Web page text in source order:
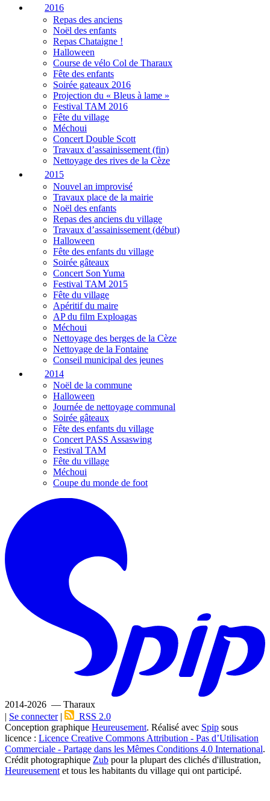
2016
Repas des anciens
Noël des enfants
Repas Chataigne !
Halloween
Course de vélo Col de Tharaux
Fête des enfants
Soirée gateaux 2016
Projection du « Bleus à lame »
Festival TAM 2016
Fête du village
Méchoui
Concert Double Scott
Travaux d’assainissement (fin)
Nettoyage des rives de la Cèze
2015
Nouvel an improvisé
Travaux place de la mairie
Noël des enfants
Repas des anciens du village
Travaux d’assainissement (début)
Halloween
Fête des enfants du village
Soirée gâteaux
Concert Son Yuma
Festival TAM 2015
Fête du village
Apéritif du maire
AP du film Exploagas
Méchoui
Nettoyage des berges de la Cèze
Nettoyage de la Fontaine
Conseil municipal des jeunes
2014
Noël de la commune
Halloween
Journée de nettoyage communal
Soirée gâteaux
Fête des enfants du village
Concert PASS Assaswing
Festival TAM
Fête du village
Méchoui
Coupe du monde de foot
2014-2026 — Tharaux
| Se connecter|
RSS 2.0
Conception graphique Heureusement. Réalisé avec Spip sous
licence : Licence Creative Commons Attribution - Pas d’Utilisation
Commerciale - Partage dans les Mêmes Conditions 4.0 International.
Crédit photographique Zub pour la plupart des clichés d'illustration,
Heureusement et tous les habitants du village qui ont participé.